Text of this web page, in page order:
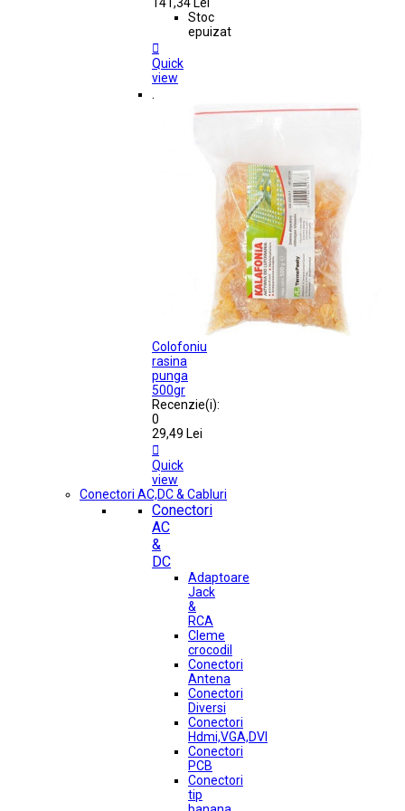
Stoc
epuizat

Quick
view
.
Colofoniu
rasina
punga
500gr
Recenzie(i):
0
29,49 Lei

Quick
view
Conectori AC,DC & Cabluri
Conectori
AC
&
DC
Adaptoare
Jack
&
RCA
Cleme
crocodil
Conectori
Antena
Conectori
Diversi
Conectori
Hdmi,VGA,DVI
Conectori
PCB
Conectori
tip